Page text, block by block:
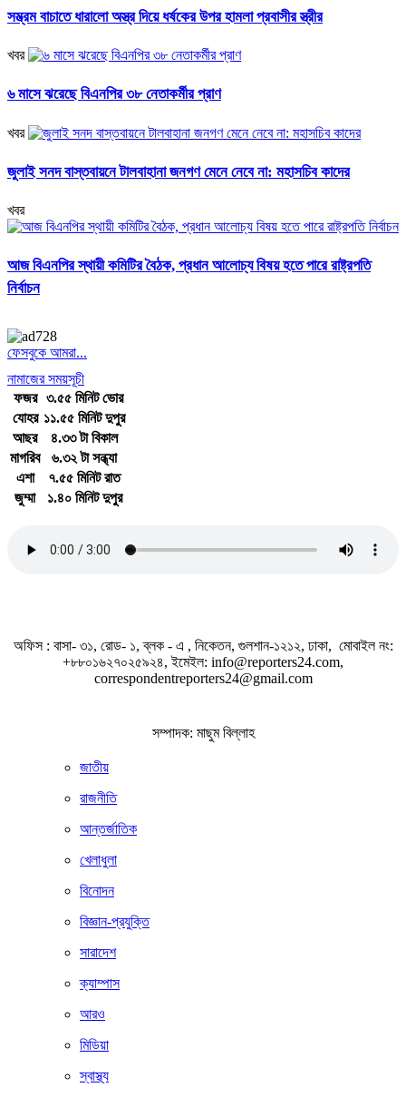
সম্ভ্রম বাচাতে ধারালো অস্ত্র দিয়ে ধর্ষকের উপর হামলা প্রবাসীর স্ত্রীর
খবর
৬ মাসে ঝরেছে বিএনপির ৩৮ নেতাকর্মীর প্রাণ
খবর
জুলাই সনদ বাস্তবায়নে টালবাহানা জনগণ মেনে নেবে না: মহাসচিব কাদের
খবর
আজ বিএনপির স্থায়ী কমিটির বৈঠক, প্রধান আলোচ্য বিষয় হতে পারে রাষ্ট্রপতি
নির্বাচন
ফেসবুকে আমরা...
নামাজের সময়সূচী
ফজর
৩.৫৫ মিনিট ভোর
যোহর ১১.৫৫ মিনিট দুপুর
আছর
৪.৩৩ টা বিকাল
মাগরিব
৬.৩২ টা সন্ধ্যা
এশা
৭.৫৫ মিনিট রাত
জুম্মা
১.৪০ মিনিট দুপুর
অফিস : বাসা- ৩১, রোড- ১, ব্লক - এ , নিকেতন, গুলশান-১২১২, ঢাকা, মোবাইল নং:
+৮৮০১৬২৭০২৫৯২৪, ইমেইল: info@reporters24.com,
correspondentreporters24@gmail.com
সম্পাদক: মাছুম বিল্লাহ
জাতীয়
রাজনীতি
আন্তর্জাতিক
খেলাধুলা
বিনোদন
বিজ্ঞান-প্রযুক্তি
সারাদেশ
ক্যাম্পাস
আরও
মিডিয়া
স্বাস্থ্য